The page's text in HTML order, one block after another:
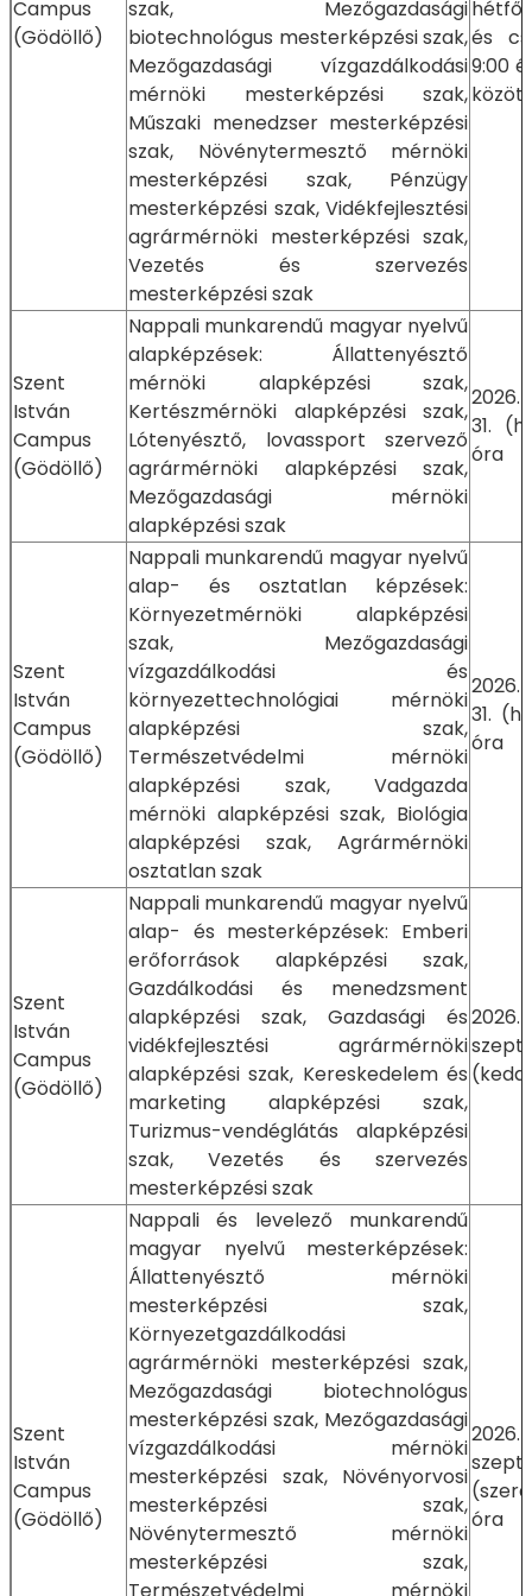
Campus
(Gödöllő)
szak, Mezőgazdasági
biotechnológus mesterképzési szak,
Mezőgazdasági vízgazdálkodási
mérnöki mesterképzési szak,
Műszaki menedzser mesterképzési
szak, Növénytermesztő mérnöki
mesterképzési szak, Pénzügy
mesterképzési szak, Vidékfejlesztési
agrármérnöki mesterképzési szak,
Vezetés és szervezés
mesterképzési szak
és
9:00
között
Szent
István
Campus
(Gödöllő)
Nappali munkarendű magyar nyelvű
alapképzések: Állattenyésztő
mérnöki alapképzési szak,
Kertészmérnöki alapképzési szak,
Lótenyésztő, lovassport szervező
agrármérnöki alapképzési szak,
Mezőgazdasági mérnöki
alapképzési szak
2026.
31.
óra
Szent
István
Campus
(Gödöllő)
Nappali munkarendű magyar nyelvű
alap- és osztatlan képzések:
Környezetmérnöki alapképzési
szak, Mezőgazdasági
vízgazdálkodási és
környezettechnológiai mérnöki
alapképzési szak,
Természetvédelmi mérnöki
alapképzési szak, Vadgazda
mérnöki alapképzési szak, Biológia
alapképzési szak, Agrármérnöki
osztatlan szak
2026.
31.
óra
Szent
István
Campus
(Gödöllő)
Nappali munkarendű magyar nyelvű
alap- és mesterképzések: Emberi
erőforrások alapképzési szak,
Gazdálkodási és menedzsment
alapképzési szak, Gazdasági és
vidékfejlesztési agrármérnöki
alapképzési szak, Kereskedelem és
marketing alapképzési szak,
Turizmus-vendéglátás alapképzési
szak, Vezetés és szervezés
mesterképzési szak
2026.
Szent
István
Campus
(Gödöllő)
Nappali és levelező munkarendű
magyar nyelvű mesterképzések:
Állattenyésztő mérnöki
mesterképzési szak,
Környezetgazdálkodási
agrármérnöki mesterképzési szak,
Mezőgazdasági biotechnológus
mesterképzési szak, Mezőgazdasági
vízgazdálkodási mérnöki
mesterképzési szak, Növényorvosi
mesterképzési szak,
Növénytermesztő mérnöki
mesterképzési szak,
2026.
óra